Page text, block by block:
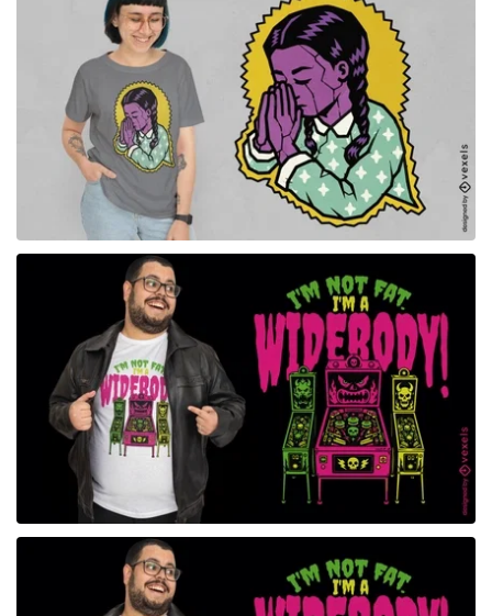
para Merch
para Merch